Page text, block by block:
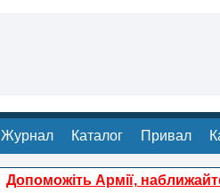
Журнал Каталог Привал
Допоможіть Армії,